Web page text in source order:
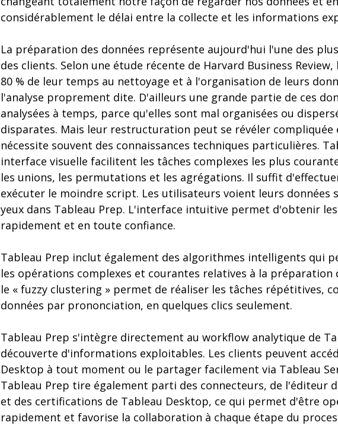
considérablement le délai entre la collecte et les informations
La préparation des données représente aujourd'hui l'une des
des clients. Selon une étude récente de Harvard Business
80 % de leur temps au nettoyage et à l'organisation de leurs
l'analyse proprement dite. D'ailleurs une grande partie de ces
analysées à temps, parce qu'elles sont mal organisées ou
disparates. Mais leur restructuration peut se révéler compliquée
nécessite souvent des connaissances techniques particulières.
interface visuelle facilitent les tâches complexes les plus
les unions, les permutations et les agrégations. Il suffit
exécuter le moindre script. Les utilisateurs voient leurs données
yeux dans Tableau Prep. L'interface intuitive permet d'obtenir
rapidement et en toute confiance.
Tableau Prep inclut également des algorithmes intelligents qui
les opérations complexes et courantes relatives à la préparation
le « fuzzy clustering » permet de réaliser les tâches répétitives,
données par prononciation, en quelques clics seulement.
Tableau Prep s'intègre directement au workflow analytique de
découverte d'informations exploitables. Les clients peuvent
Desktop à tout moment ou le partager facilement via Tableau
Tableau Prep tire également parti des connecteurs, de l'éditeur
et des certifications de Tableau Desktop, ce qui permet d'être
rapidement et favorise la collaboration à chaque étape du